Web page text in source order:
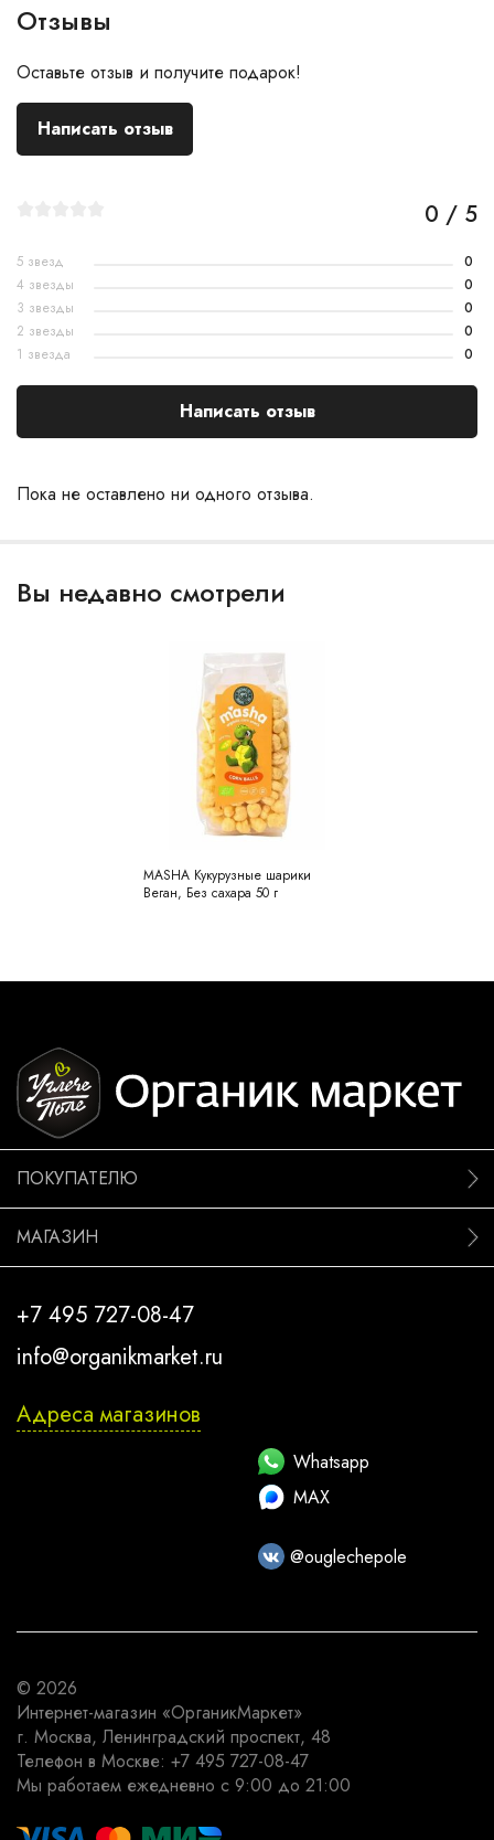
Отзывы
Оставьте отзыв и получите подарок!
Написать отзыв
Пока не оставлено ни одного отзыва.
0 / 5
5 звезд
0
4 звезды
0
3 звезды
0
2 звезды
0
1 звезда
0
Написать отзыв
Вы недавно смотрели
MASHA Кукурузные шарики
Веган, Без сахара 50 г
ПОКУПАТЕЛЮ
МАГАЗИН
+7 495 727-08-47
info@organikmarket.ru
Адреса магазинов
Whatsapp
MAX
@ouglechepole
© 2026
Интернет-магазин «ОрганикМаркет»
г. Москва, Ленинградский проспект, 48
Телефон в Москве: +7 495 727-08-47
Мы работаем ежедневно с 9:00 до 21:00